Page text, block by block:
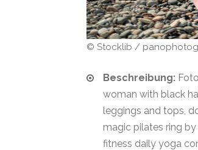
© Stocklib /
Beschreibung:
woman with black
leggings and tops,
magic pilates ring
fitness daily yoga